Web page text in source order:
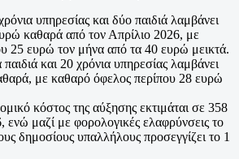
υπηρεσίας και δύο παιδιά λαμβάνει
καθαρά από τον Απρίλιο 2026, με
25 ευρώ τον μήνα από τα 40 ευρώ μεικτά.
και 20 χρόνια υπηρεσίας λαμβάνει
με καθαρό όφελος περίπου 28 ευρώ
κόστος της αύξησης εκτιμάται σε 358
ενώ μαζί με φορολογικές ελαφρύνσεις το
δημοσίους υπαλλήλους προσεγγίζει το 1